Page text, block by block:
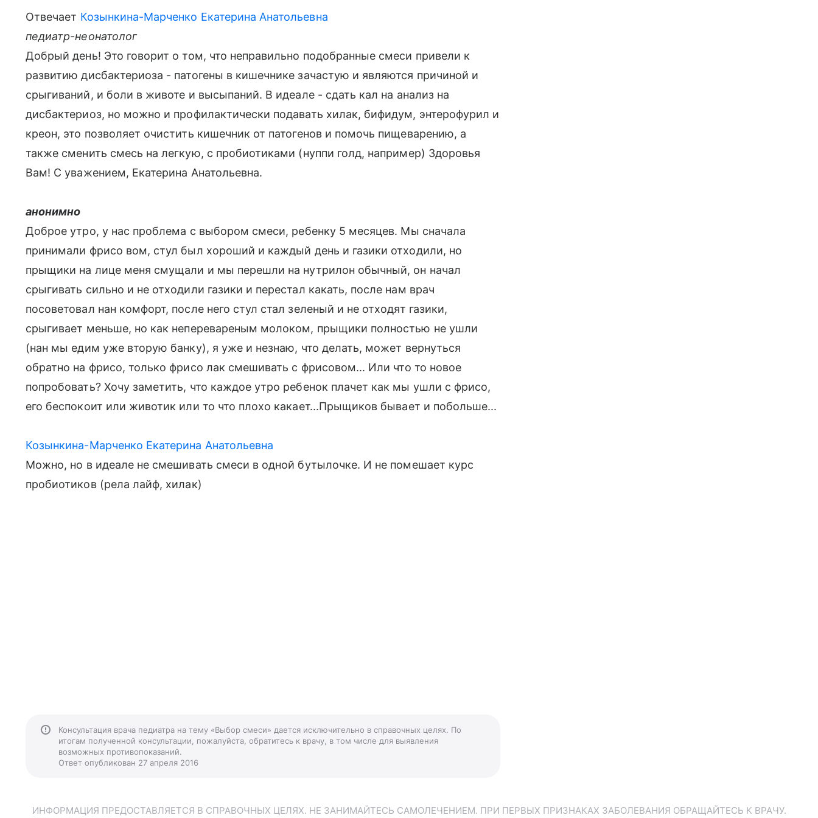
Отвечает Козынкина-Марченко Екатерина Анатольевна
педиатр-неонатолог
Добрый день! Это говорит о том, что неправильно подобранные смеси привели к
развитию дисбактериоза - патогены в кишечнике зачастую и являются причиной и
срыгиваний, и боли в животе и высыпаний. В идеале - сдать кал на анализ на
дисбактериоз, но можно и профилактически подавать хилак, бифидум, энтерофурил и
креон, это позволяет очистить кишечник от патогенов и помочь пищеварению, а
также сменить смесь на легкую, с пробиотиками (нуппи голд, например) Здоровья
Вам! С уважением, Екатерина Анатольевна.
анонимно
Доброе утро, у нас проблема с выбором смеси, ребенку 5 месяцев. Мы сначала
принимали фрисо вом, стул был хороший и каждый день и газики отходили, но
прыщики на лице меня смущали и мы перешли на нутрилон обычный, он начал
срыгивать сильно и не отходили газики и перестал какать, после нам врач
посоветовал нан комфорт, после него стул стал зеленый и не отходят газики,
срыгивает меньше, но как неперевареным молоком, прыщики полностью не ушли
(нан мы едим уже вторую банку), я уже и незнаю, что делать, может вернуться
обратно на фрисо, только фрисо лак смешивать с фрисовом... Или что то новое
попробовать? Хочу заметить, что каждое утро ребенок плачет как мы ушли с фрисо,
его беспокоит или животик или то что плохо какает...Прыщиков бывает и побольше...
Козынкина-Марченко Екатерина Анатольевна
Можно, но в идеале не смешивать смеси в одной бутылочке. И не помешает курс
пробиотиков (рела лайф, хилак)
Консультация врача педиатра на тему «Выбор смеси» дается исключительно в справочных целях. По
итогам полученной консультации, пожалуйста, обратитесь к врачу, в том числе для выявления
возможных противопоказаний.
Ответ опубликован 27 апреля 2016
ИНФОРМАЦИЯ ПРЕДОСТАВЛЯЕТСЯ В СПРАВОЧНЫХ ЦЕЛЯХ. НЕ ЗАНИМАЙТЕСЬ САМОЛЕЧЕНИЕМ. ПРИ ПЕРВЫХ ПРИЗНАКАХ ЗАБОЛЕВАНИЯ ОБРАЩАЙТЕСЬ К ВРАЧУ.